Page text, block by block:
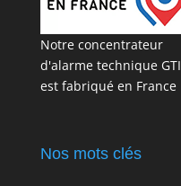
Notre concentrateur
d'alarme technique GTI
est fabriqué en France
Nos mots clés